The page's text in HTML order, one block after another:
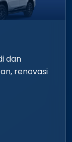
dan
renovasi